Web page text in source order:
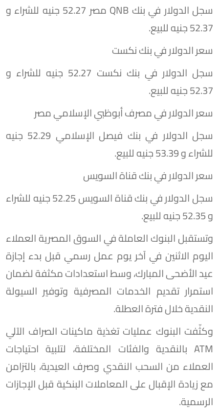
سجل الدولار في بنك QNB مصر 52.27 جنيه للشراء و
52.37 جنيه للبيع.
سعر الدولار في بنك نكست
سجل الدولار في بنك نكست 52.27 جنيه للشراء و
52.37 جنيه للبيع.
سعر الدولار في مصرف أبوظبي الإسلامي مصر
سجل الدولار في بنك فيصل الإسلامي 52.29 جنيه
للشراء و 53.39 جنيه للبيع.
سعر الدولار في بنك قناة السويس
سجل الدولار في بنك قناة السويس 52.25 جنيه للشراء
و 52.35 جنيه للبيع.
وتستقبل البنوك العاملة في السوق المصرية العملاء
اليوم الاثنين في آخر يوم عمل رسمي قبل بدء إجازة
عيد الأضحى المبارك، وسط استعدادات مكثفة لضمان
استمرار تقديم الخدمات المصرفية وتوفير السيولة
النقدية خلال فترة العطلة.
وكثّفت البنوك عمليات تغذية ماكينات الصراف الآلي
ATM بالنقدية والفئات المختلفة، لتلبية احتياجات
العملاء من السحب النقدي وصرف العيدية، بالتزامن
مع زيادة الإقبال على المعاملات البنكية قبل الإجازات
الرسمية.